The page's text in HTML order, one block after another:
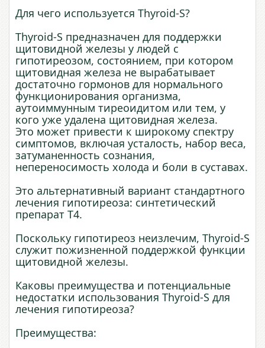
Для чего используется Thyroid-S?
Thyroid-S предназначен для поддержки
щитовидной железы у людей с
гипотиреозом, состоянием, при котором
щитовидная железа не вырабатывает
достаточно гормонов для нормального
функционирования организма,
аутоиммунным тиреоидитом или тем, у
кого уже удалена щитовидная железа.
Это может привести к широкому спектру
симптомов, включая усталость, набор веса,
затуманенность сознания,
непереносимость холода и боли в суставах.
Это альтернативный вариант стандартного
лечения гипотиреоза: синтетический
препарат Т4.
Поскольку гипотиреоз неизлечим, Thyroid-S
служит пожизненной поддержкой функции
щитовидной железы.
Каковы преимущества и потенциальные
недостатки использования Thyroid-S для
лечения гипотиреоза?
Преимущества: